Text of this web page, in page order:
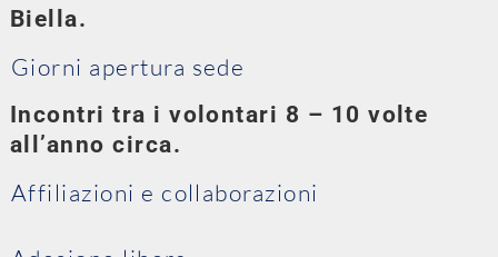
Biella.
Giorni apertura sede
Incontri tra i volontari 8 – 10 volte
all’anno circa.
Affiliazioni e collaborazioni